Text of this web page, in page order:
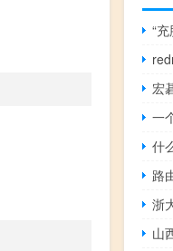
“
宏
一
什
浙
山